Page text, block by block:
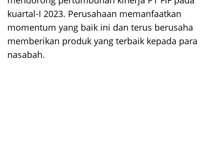
kuartal-I 2023. Perusahaan memanfaatkan
momentum yang baik ini dan terus berusaha
memberikan produk yang terbaik kepada para
nasabah.